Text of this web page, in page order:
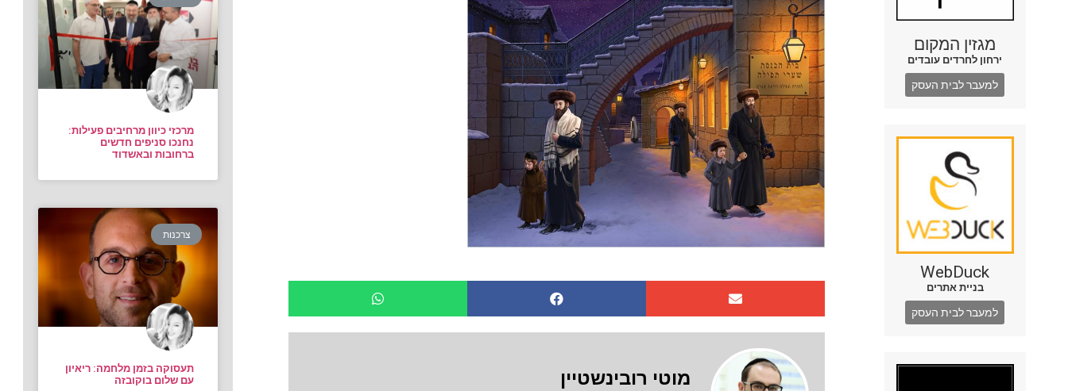
מגזין המקום
ירחון לחרדים עובדים
למעבר לבית העסק
WebDuck
בניית אתרים
למעבר לבית העסק
מוטי רובינשטיין
מרכזי כיוון מרחיבים פעילות:
נחנכו סניפים חדשים
ברחובות ובאשדוד
צרכנות
תעסוקה בזמן מלחמה: ריאיון
עם שלום בוקובזה